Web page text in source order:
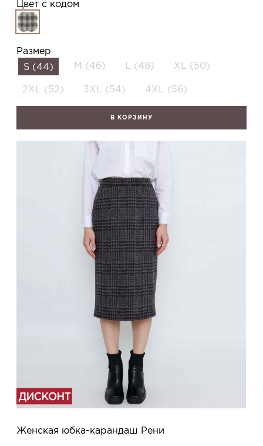
Цвет с кодом
Размер
S (44)
M (46) L (48) XL (50)
2XL (52) 3XL (54) 4XL (56)
В КОРЗИНУ
Женская юбка-карандаш Рени